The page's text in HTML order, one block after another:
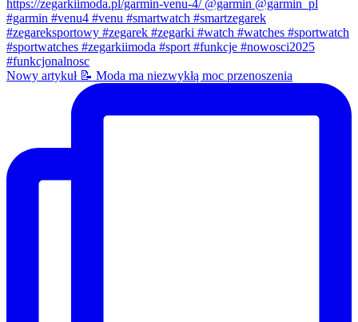
Nowy artykuł 📝 Moda ma niezwykłą moc przenoszenia